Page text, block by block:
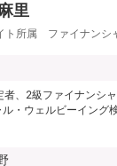
里
ト所属 ファイナンシ
、2級ファイナンシ
・ウェルビーイング